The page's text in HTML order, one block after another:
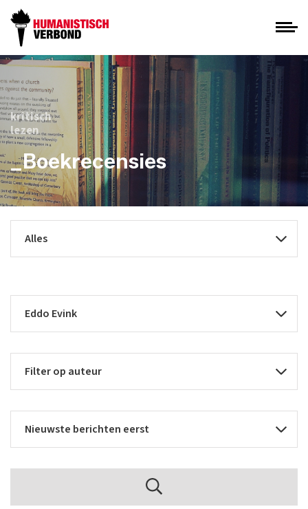
kritisch
lezen
_Boekrecensies